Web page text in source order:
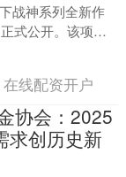
战神系列全新作
式公开。该项目
导开发，目....
在线配资开户
协会：2025
求创历史新